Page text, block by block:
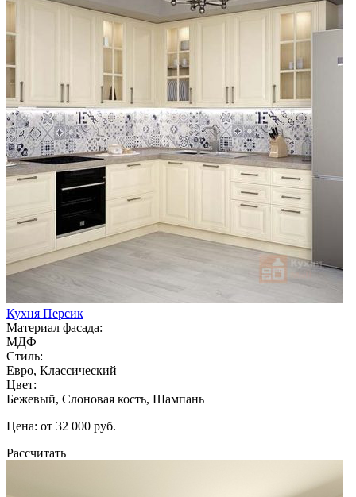
Кухня Персик
Материал фасада:
МДФ
Стиль:
Евро, Классический
Цвет:
Бежевый, Слоновая кость, Шампань
Цена: от 32 000 руб.
Рассчитать